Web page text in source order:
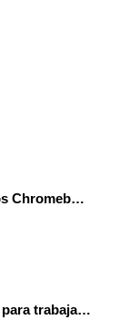
Dale una oportunidad a los Chromebooks y utiliza un proyector para realizar talleres si no tienes pantallas táctiles
Instala MakeCode Arcade para trabajar offline en tu tablet, ordenador, Chromebook